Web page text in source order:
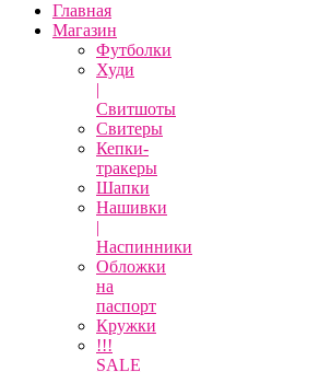
Главная
Магазин
Футболки
Худи
|
Свитшоты
Свитеры
Кепки-
тракеры
Шапки
Нашивки
|
Наспинники
Обложки
на
паспорт
Кружки
!!!
SALE